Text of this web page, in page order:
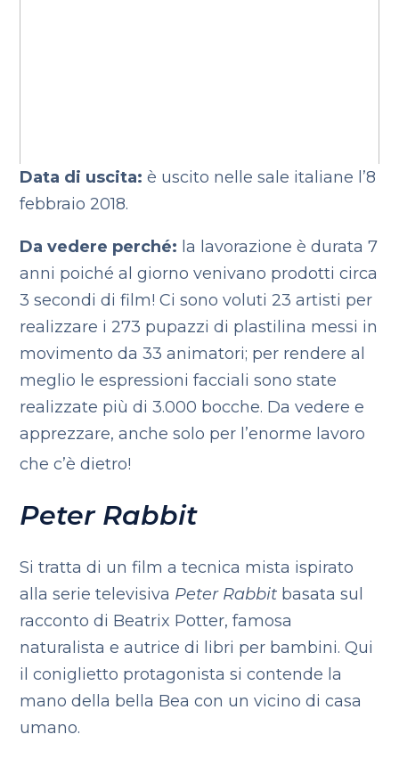
Data di uscita:è uscito nelle sale italiane l’8
febbraio 2018.
Da vedere perché: la lavorazione è durata 7
anni poiché al giorno venivano prodotti circa
3 secondi di film! Ci sono voluti 23 artisti per
realizzare i 273 pupazzi di plastilina messi in
movimento da 33 animatori; per rendere al
meglio le espressioni facciali sono state
realizzate più di 3.000 bocche. Da vedere e
apprezzare, anche solo per l’enorme lavoro
che c’è dietro!
Peter Rabbit
Si tratta di un film a tecnica mista ispirato
alla serie televisiva Peter Rabbit basata sul
racconto di Beatrix Potter, famosa
naturalista e autrice di libri per bambini. Qui
il coniglietto protagonista si contende la
mano della bella Bea con un vicino di casa
umano.